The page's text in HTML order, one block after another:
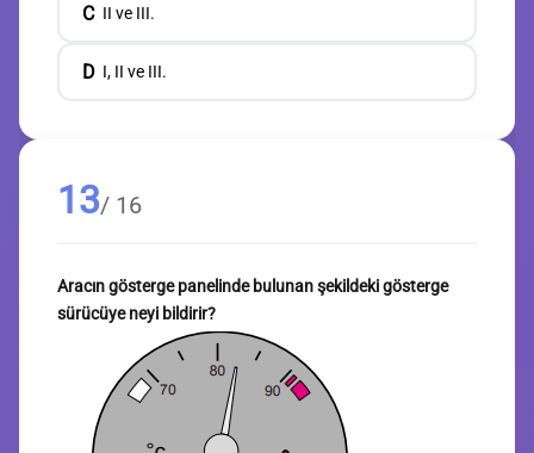
C II ve III.
D I, II ve III.
13/ 16
Aracın gösterge panelinde bulunan şekildeki gösterge
sürücüye neyi bildirir?